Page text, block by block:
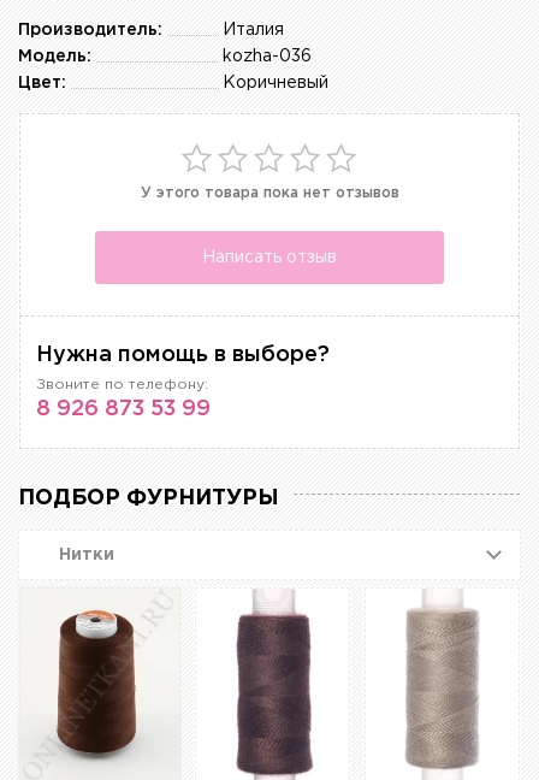
Италия
Производитель:
kozha-036
Модель:
Коричневый
Цвет:
У этого товара пока нет отзывов
Написать отзыв
Нужна помощь в выборе?
Звоните по телефону:
8 926 873 53 99
ПОДБОР ФУРНИТУРЫ
Нитки